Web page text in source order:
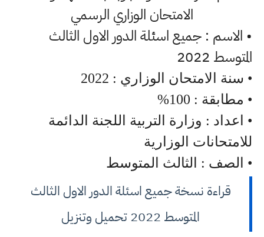
الامتحان الوزاري الرسمي
• الاسم : جميع اسئلة الدور الاول الثالث
المتوسط 2022
• سنة الامتحان الوزاري : 2022
• مطابقة : 100%
• اعداد : وزارة التربية اللجنة الدائمة
للامتحانات الوزارية
• الصف : الثالث المتوسط
قراءة نسخة جميع اسئلة الدور الاول الثالث
المتوسط 2022 تحميل وتنزيل